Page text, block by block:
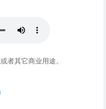
者其它商业用途。